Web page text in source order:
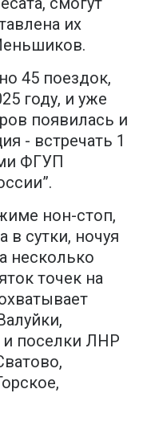
их
45 поездок,
году, и уже
появилась и
- встречать 1
ФГУП
нон-стоп,
в сутки, ночуя
несколько
точек на
и поселки ЛНР